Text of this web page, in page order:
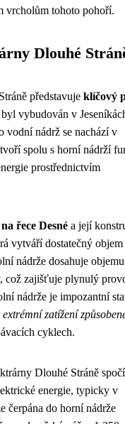
vrcholům tohoto pohoří.
Dlouhé
představuje klíčový
vybudován v
vodní nádrž se nachází v
spolu s horní nádrží
prostřednictvím
řece Desné a její
vytváří dostatečný
nádrže dosahuje objemu
což zajišťuje plynulý
nádrže je impozantní
extrémní zatížení
cyklech.
Dlouhé Stráně
energie, typicky v
čerpána do horní nádrže